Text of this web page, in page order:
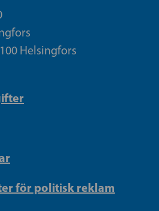
Helsingfors
för politisk reklam